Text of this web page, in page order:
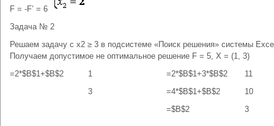
F = -F’ = 6
Задача № 2
Решаем задачу с x2 ≥ 3 в подсистеме «Поиск решения» системы
Получаем допустимое не оптимальное решение F = 5, X = (1, 3)
=2*$B$1+$B$2
1 =2*$B$1+3*$B$2
11
3
=4*$B$1+$B$2
10
=$B$2
3